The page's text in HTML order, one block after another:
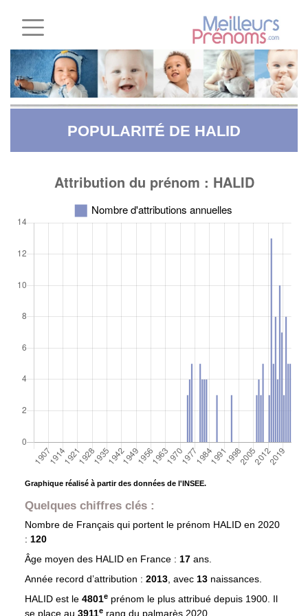
POPULARITÉ DE HALID
Graphique réalisé à partir des données de l'INSEE.
Quelques chiffres clés :
Nombre de Français qui portent le prénom HALID en 2020
: 120
Âge moyen des HALIDen France : 17 ans.
Année record d’attribution : 2013, avec 13 naissances.
HALID est le 4801eprénom le plus attribué depuis 1900. Il
se place au 3911e rang du palmarès 2020.